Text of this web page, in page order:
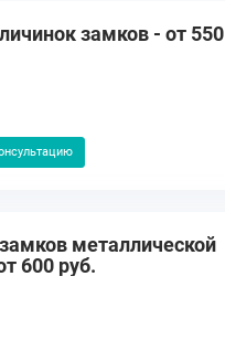
замков - от 550
металлической
600 руб.